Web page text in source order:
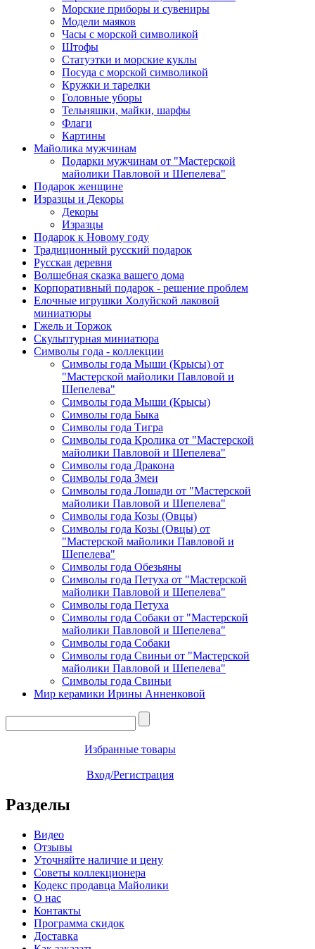
Морские приборы и сувениры
Модели маяков
Часы с морской символикой
Штофы
Статуэтки и морские куклы
Посуда с морской символикой
Кружки и тарелки
Головные уборы
Тельняшки, майки, шарфы
Флаги
Картины
Майолика мужчинам
Подарки мужчинам от "Мастерской
майолики Павловой и Шепелева"
Подарок женщине
Изразцы и Декоры
Декоры
Изразцы
Подарок к Новому году
Традиционный русский подарок
Русская деревня
Волшебная сказка вашего дома
Корпоративный подарок - решение проблем
Елочные игрушки Холуйской лаковой
миниатюры
Гжель и Торжок
Скульптурная миниатюра
Символы года - коллекции
Символы года Мыши (Крысы) от
"Мастерской майолики Павловой и
Шепелева"
Символы года Мыши (Крысы)
Символы года Быка
Символы года Тигра
Символы года Кролика от "Мастерской
майолики Павловой и Шепелева"
Символы года Дракона
Символы года Змеи
Символы года Лошади от "Мастерской
майолики Павловой и Шепелева"
Символы года Козы (Овцы)
Символы года Козы (Овцы) от
"Мастерской майолики Павловой и
Шепелева"
Символы года Обезьяны
Символы года Петуха от "Мастерской
майолики Павловой и Шепелева"
Символы года Петуха
Символы года Собаки от "Мастерской
майолики Павловой и Шепелева"
Символы года Собаки
Символы года Свиньи от "Мастерской
майолики Павловой и Шепелева"
Символы года Свиньи
Мир керамики Ирины Анненковой
Избранные товары
Вход/Регистрация
Разделы
Видео
Отзывы
Уточняйте наличие и цену
Советы коллекционера
Кодекс продавца Майолики
О нас
Контакты
Программа скидок
Доставка